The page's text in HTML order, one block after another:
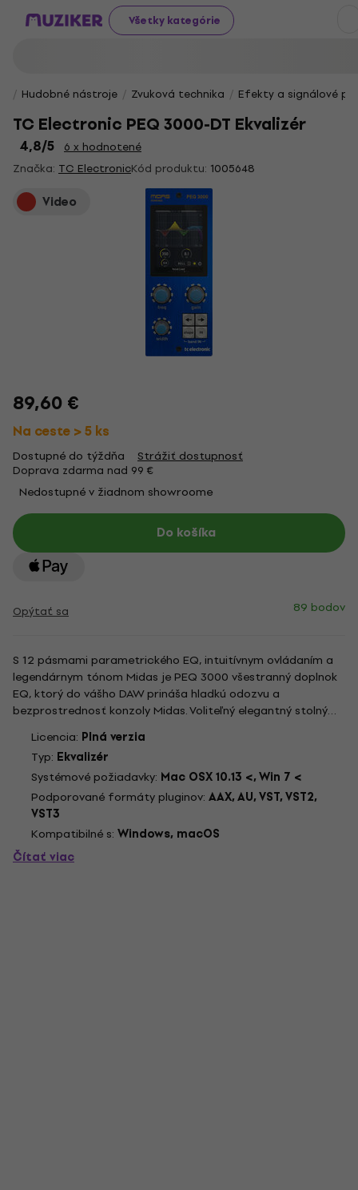
Všetky kategórie
Hudobné nástroje Zvuková technika Efekty a signálové
TC Electronic PEQ 3000-DT Ekvalizér
4,8/5
6 x hodnotené
Značka: TC ElectronicKód produktu: 1005648
Video
89,60 €
Na ceste > 5 ks
Dostupné do týždňa Strážiť dostupnosť
Doprava zdarma nad 99 €
Nedostupné v žiadnom showroome
Do košíka
Opýtať sa 89 bodov
S 12 pásmami parametrického EQ, intuitívnym ovládaním a
legendárnym tónom Midas je PEQ 3000 všestranný doplnok
EQ, ktorý do vášho DAW prináša hladkú odozvu a
bezprostrednosť konzoly Midas. Voliteľný elegantný stolný
ovládač PEQ 3000 vám dáva všetky kľúčové parametre EQ
priamo na dosah ruky, čo vám umožní nastaviť zvuk, ktorý
potrebujete, s...
Licencia: Plná verzia
Typ: Ekvalizér
Systémové požiadavky: Mac OSX 10.13 <, Win 7 <
Podporované formáty pluginov: AAX, AU, VST, VST2,
VST3
Kompatibilné s: Windows, macOS
Čítať viac